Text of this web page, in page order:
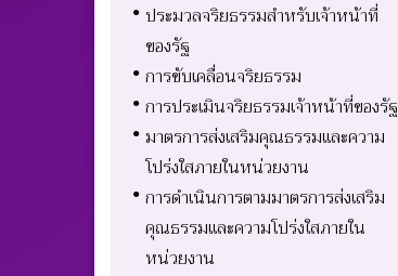
ประมวลจริยธรรมสำหรับเจ้าหน้าที่
ของรัฐ
การขับเคลื่อนจริยธรรม
การประเมินจริยธรรมเจ้าหน้าที่ของรัฐ
มาตรการส่งเสริมคุณธรรมและความ
โปร่งใสภายในหน่วยงาน
การดำเนินการตามมาตรการส่งเสริม
คุณธรรมและความโปร่งใสภายใน
หน่วยงาน